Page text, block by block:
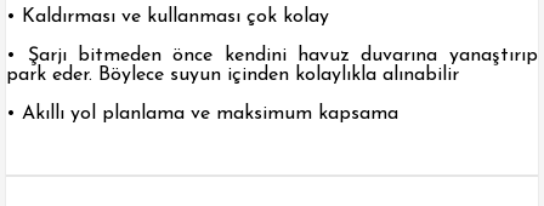
• Kaldırması ve kullanması çok kolay
• Şarjı bitmeden önce kendini havuz duvarına yanaştırıp
park eder. Böylece suyun içinden kolaylıkla alınabilir
• Akıllı yol planlama ve maksimum kapsama